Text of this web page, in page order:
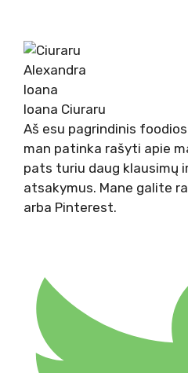
Ioana Ciuraru
Aš esu pagrindinis
man patinka rašyti apie
pats turiu daug klausimų
atsakymus. Mane galite
arba Pinterest.